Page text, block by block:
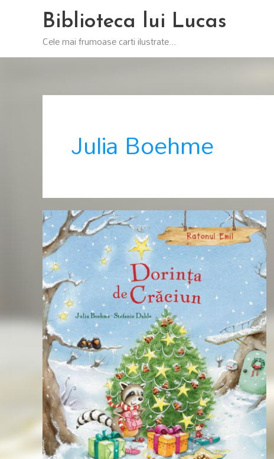
Biblioteca lui Lucas
Cele mai frumoase carti ilustrate...
Julia Boehme